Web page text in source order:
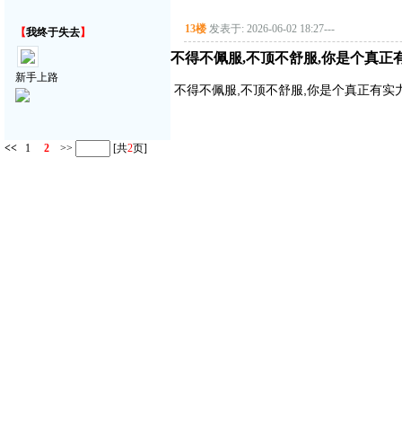
【我终于失去】
新手上路
13楼 发表于: 2026-06-02 18:27---
不得不佩服,不顶不舒服,你是个真正
不得不佩服,不顶不舒服,你是个真正有实
<< 1 2 >> [共2页]